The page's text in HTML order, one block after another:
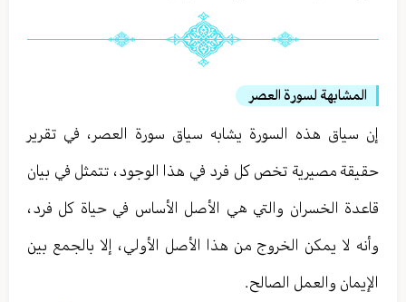
المشابهة لسورة العصر
إن سياق هذه السورة يشابه سياق سورة العصر ، في تقرير
حقيقة مصيرية تخص كل فرد في هذا الوجود ، تتمثل في بيان
قاعدة الخسران والتي هي الأصل الأساس في حياة كل فرد ،
وأنه لا يمكن الخروج من هذا الأصل الأولي ، إلا بالجمع بين
الإيمان والعمل الصالح .